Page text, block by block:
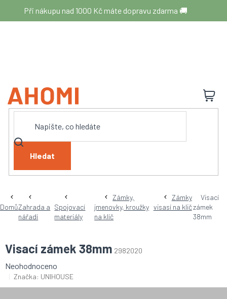
obsah
Při nákupu nad 1000 Kč máte dopravu zdarma 🚚
Hledat
DomůZahrada a
nářadí
Spojovací
materiály
Zámky,
jmenovky, kroužky
na klíč
Zámky
visasí na klič
Visací
zámek
38mm
Visací zámek 38mm 2982020
Průměrné
hodnocení
Neohodnoceno
Značka: UNIHOUSE